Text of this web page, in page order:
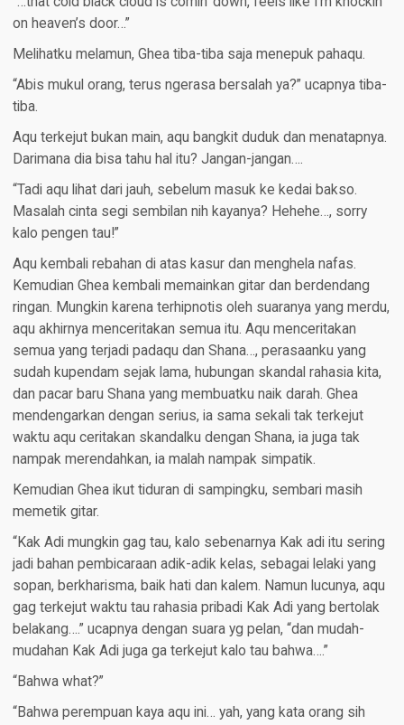
on heaven’s door…”
Melihatku melamun, Ghea tiba-tiba saja menepuk pahaqu.
“Abis mukul orang, terus ngerasa bersalah ya?” ucapnya tiba-
tiba.
Aqu terkejut bukan main, aqu bangkit duduk dan menatapnya.
Darimana dia bisa tahu hal itu? Jangan-jangan….
“Tadi aqu lihat dari jauh, sebelum masuk ke kedai bakso.
Masalah cinta segi sembilan nih kayanya? Hehehe…, sorry
kalo pengen tau!”
Aqu kembali rebahan di atas kasur dan menghela nafas.
Kemudian Ghea kembali memainkan gitar dan berdendang
ringan. Mungkin karena terhipnotis oleh suaranya yang merdu,
aqu akhirnya menceritakan semua itu. Aqu menceritakan
semua yang terjadi padaqu dan Shana…, perasaanku yang
sudah kupendam sejak lama, hubungan skandal rahasia kita,
dan pacar baru Shana yang membuatku naik darah. Ghea
mendengarkan dengan serius, ia sama sekali tak terkejut
waktu aqu ceritakan skandalku dengan Shana, ia juga tak
nampak merendahkan, ia malah nampak simpatik.
Kemudian Ghea ikut tiduran di sampingku, sembari masih
memetik gitar.
“Kak Adi mungkin gag tau, kalo sebenarnya Kak adi itu sering
jadi bahan pembicaraan adik-adik kelas, sebagai lelaki yang
sopan, berkharisma, baik hati dan kalem. Namun lucunya, aqu
gag terkejut waktu tau rahasia pribadi Kak Adi yang bertolak
belakang….” ucapnya dengan suara yg pelan, “dan mudah-
mudahan Kak Adi juga ga terkejut kalo tau bahwa….”
“Bahwa what?”
“Bahwa perempuan kaya aqu ini… yah, yang kata orang sih